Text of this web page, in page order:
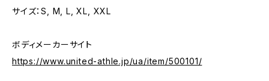
サイズ：S, M, L, XL, XXL
ボディメーカーサイト
https://www.united-athle.jp/ua/item/500101/